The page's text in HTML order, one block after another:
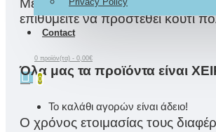
Contact
0 προϊόν(τα) - 0,00€
0
Το καλάθι αγορών είναι άδειο!
επιθυμείτε να προστεθεί κουτί
Όλα μας τα προϊόντα είναι
Ο χρόνος ετοιμασίας τους